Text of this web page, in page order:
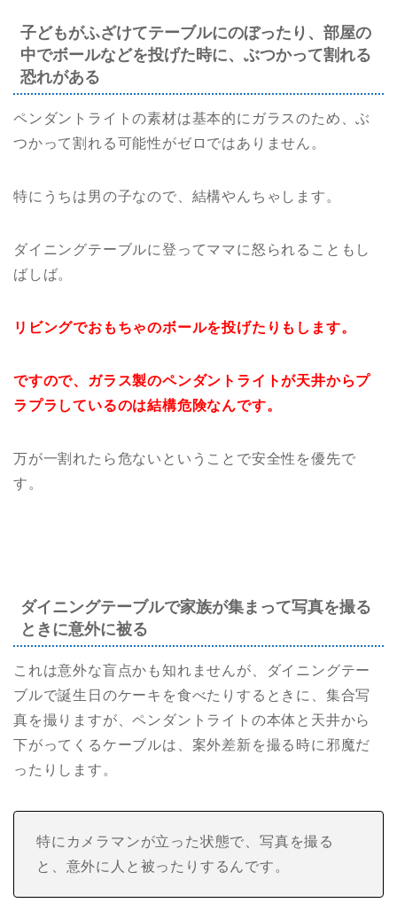
子どもがふざけてテーブルにのぼったり、部屋の
中でボールなどを投げた時に、ぶつかって割れる
恐れがある
ペンダントライトの素材は基本的にガラスのため、ぶ
つかって割れる可能性がゼロではありません。
特にうちは男の子なので、結構やんちゃします。
ダイニングテーブルに登ってママに怒られることもし
ばしば。
リビングでおもちゃのボールを投げたりもします。
ですので、ガラス製のペンダントライトが天井からプ
ラプラしているのは結構危険なんです。
万が一割れたら危ないということで安全性を優先で
す。
ダイニングテーブルで家族が集まって写真を撮る
ときに意外に被る
これは意外な盲点かも知れませんが、ダイニングテー
ブルで誕生日のケーキを食べたりするときに、集合写
真を撮りますが、ペンダントライトの本体と天井から
下がってくるケーブルは、案外差新を撮る時に邪魔だ
ったりします。
特にカメラマンが立った状態で、写真を撮る
と、意外に人と被ったりするんです。